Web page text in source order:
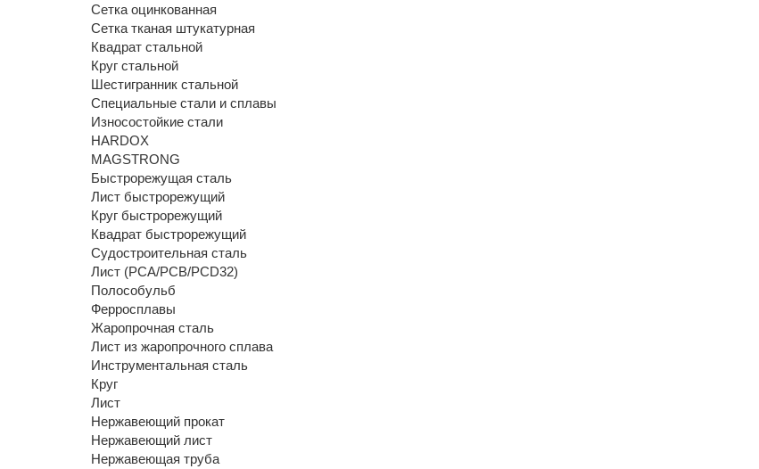
Сетка оцинкованная
Сетка тканая штукатурная
Квадрат стальной
Круг стальной
Шестигранник стальной
Специальные стали и сплавы
Износостойкие стали
HARDOX
MAGSTRONG
Быстрорежущая сталь
Лист быстрорежущий
Круг быстрорежущий
Квадрат быстрорежущий
Судостроительная сталь
Лист (РСА/РСВ/РСD32)
Полособульб
Ферросплавы
Жаропрочная сталь
Лист из жаропрочного сплава
Инструментальная сталь
Круг
Лист
Нержавеющий прокат
Нержавеющий лист
Нержавеющая труба